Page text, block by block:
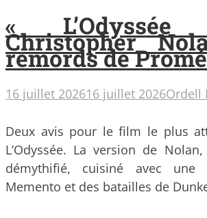
«
Christopher
remords de
16 juillet 202616 juillet 2026Ordell
Deux avis pour le film le plus
L’Odyssée. La version de
démythifié, cuisiné avec
Memento et des batailles de